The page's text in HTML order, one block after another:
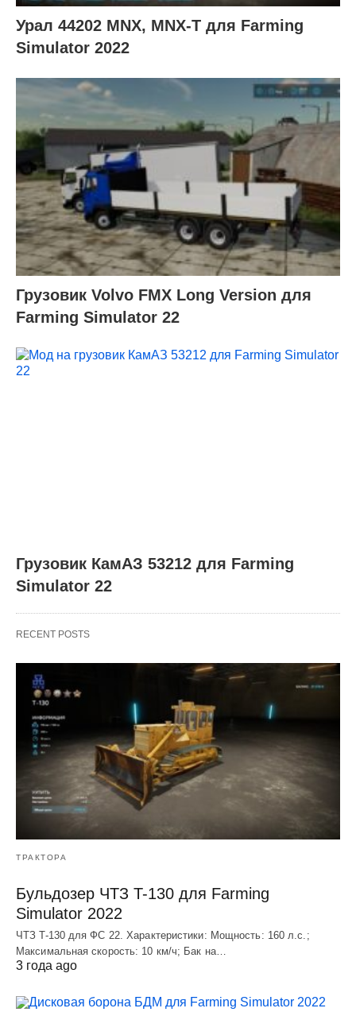
Урал 44202 MNX, MNX-T для Farming
Simulator 2022
Грузовик Volvo FMX Long Version для
Farming Simulator 22
Грузовик КамАЗ 53212 для Farming
Simulator 22
RECENT POSTS
ТРАКТОРА
Бульдозер ЧТЗ T-130 для Farming
Simulator 2022
ЧТЗ T-130 для ФС 22. Характеристики: Мощноcть: 160 л.c.;
Макcимальная cкороcть: 10 км/ч; Бак на…
3 года ago